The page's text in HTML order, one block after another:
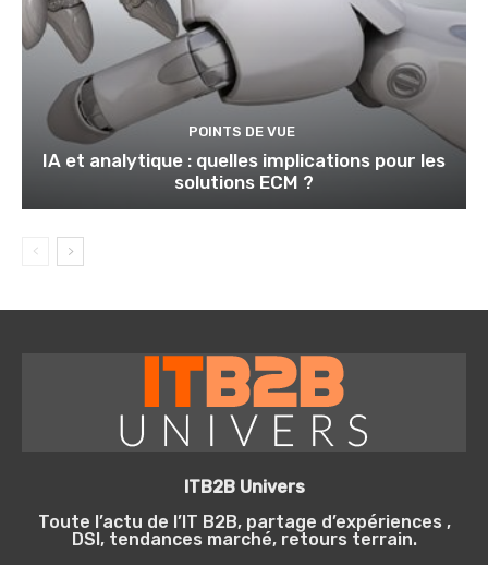
POINTS DE VUE
IA et analytique : quelles implications pour les
solutions ECM ?
ITB2B Univers
Toute l’actu de l’IT B2B, partage d’expériences ,
DSI, tendances marché, retours terrain.